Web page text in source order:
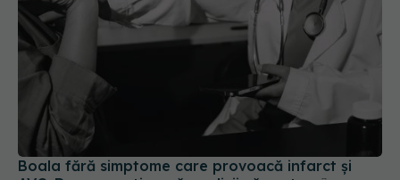
Boala fără simptome care provoacă infarct și
AVC. De ce avertizează medicii că suntem în
pericol din cauza hipertensiunii arteriale
17 mai 2026, 18:32